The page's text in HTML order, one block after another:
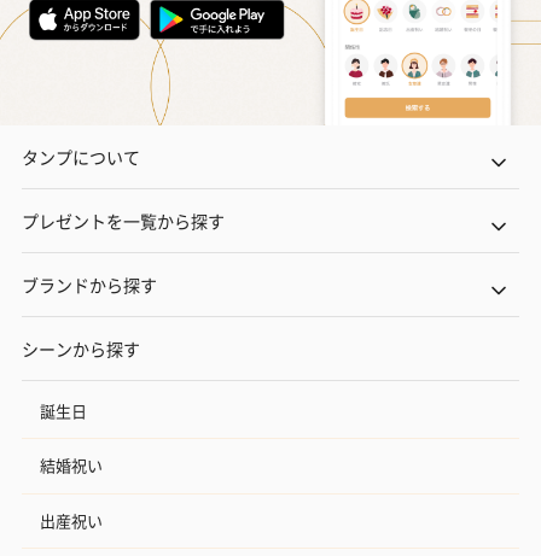
タンプについて
プレゼントを一覧から探す
ブランドから探す
シーンから探す
誕生日
結婚祝い
出産祝い